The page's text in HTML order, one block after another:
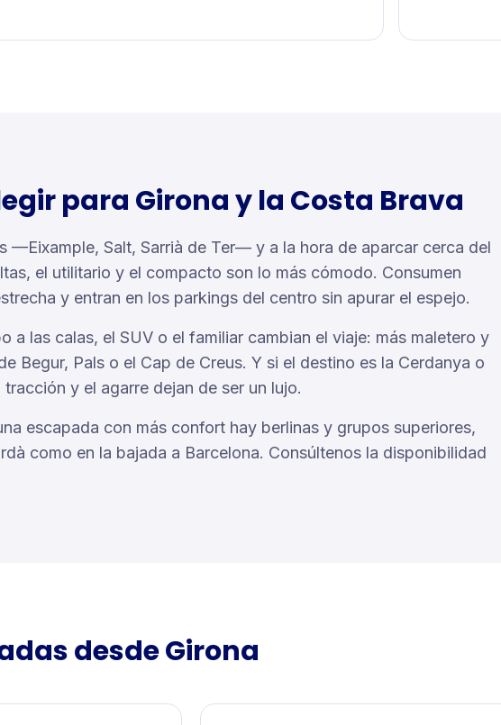
para Girona y la Costa Brava
—Eixample, Salt, Sarrià de Ter— y a la hora de aparcar cerca del
el utilitario y el compacto son lo más cómodo. Consumen
y entran en los parkings del centro sin apurar el espejo.
a las calas, el SUV o el familiar cambian el viaje: más maletero y
Begur, Pals o el Cap de Creus. Y si el destino es la Cerdanya o
y el agarre dejan de ser un lujo.
escapada con más confort hay berlinas y grupos superiores,
como en la bajada a Barcelona. Consúltenos la disponibilidad
desdeGirona